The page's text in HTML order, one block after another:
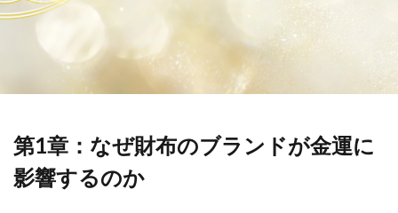
第1章：なぜ財布のブランドが金運に
影響するのか